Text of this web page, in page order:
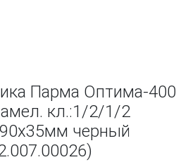
Парма Оптима-400
кл.:1/2/1/2
черный